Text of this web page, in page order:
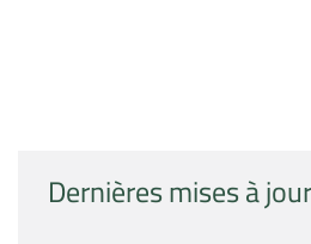
Dernières mises à jour